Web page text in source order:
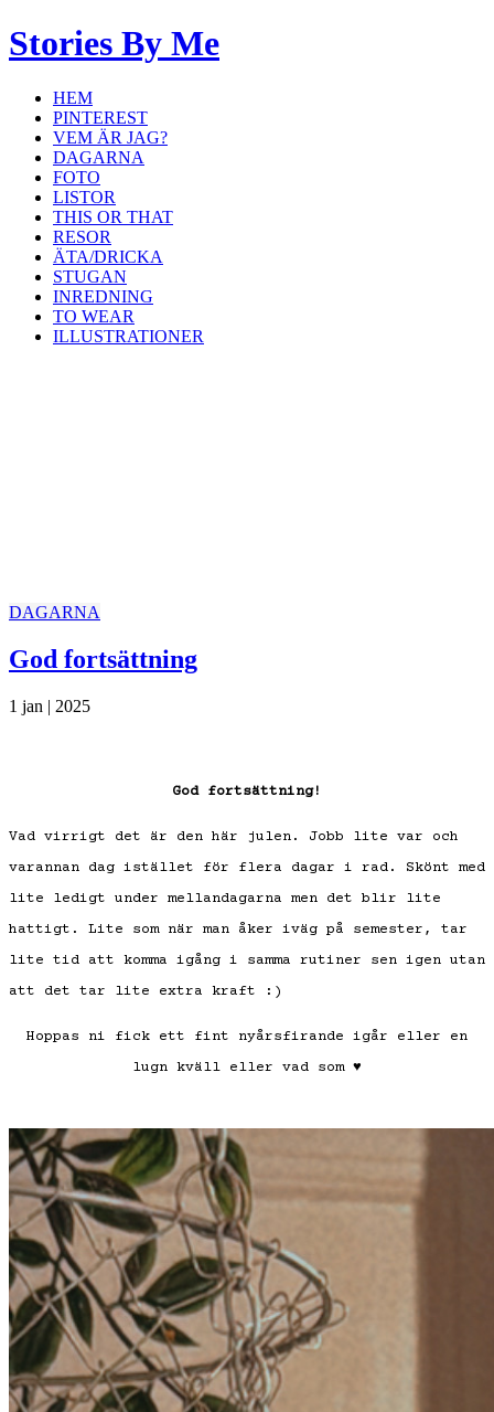
Stories By Me
HEM
PINTEREST
VEM ÄR JAG?
DAGARNA
FOTO
LISTOR
THIS OR THAT
RESOR
ÄTA/DRICKA
STUGAN
INREDNING
TO WEAR
ILLUSTRATIONER
DAGARNA
God fortsättning
1 jan | 2025
God fortsättning!
Vad virrigt det är den här julen. Jobb lite var och
varannan dag istället för flera dagar i rad. Skönt med
lite ledigt under mellandagarna men det blir lite
hattigt. Lite som när man åker iväg på semester, tar
lite tid att komma igång i samma rutiner sen igen utan
att det tar lite extra kraft :)
Hoppas ni fick ett fint nyårsfirande igår eller en
lugn kväll eller vad som ♥